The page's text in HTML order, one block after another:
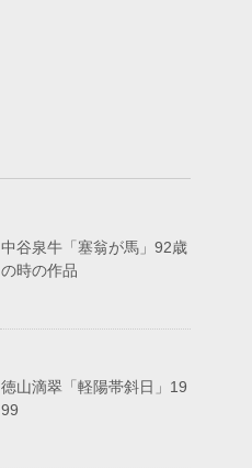
中谷泉牛「塞翁が馬」92歳
の時の作品
徳山滴翠「軽陽帯斜日」19
99